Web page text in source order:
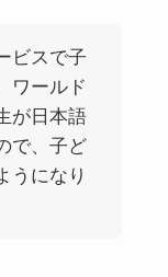
ビスで子
ワールド
が日本語
で、子ど
うになり